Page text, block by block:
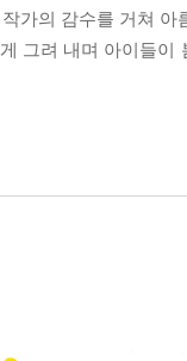
가의 감수를 거쳐
그려 내며 아이들